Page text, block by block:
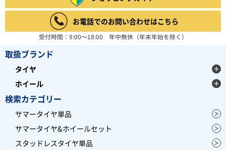
お電話でのお問い合わせはこちら
受付時間：9:00～18:00 年中無休（年末年始を除く）
取扱ブランド
タイヤ
ホイール
検索カテゴリー
サマータイヤ単品
サマータイヤ&ホイールセット
スタッドレスタイヤ単品